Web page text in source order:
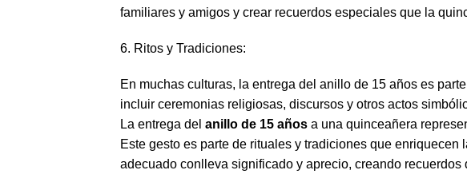
familiares y amigos y crear recuerdos especiales que la
6. Ritos y Tradiciones:
En muchas culturas, la entrega del anillo de 15 años es
incluir ceremonias religiosas, discursos y otros actos
La entrega del anillo de 15 años a una quinceañera
Este gesto es parte de rituales y tradiciones que
adecuado conlleva significado y aprecio, creando